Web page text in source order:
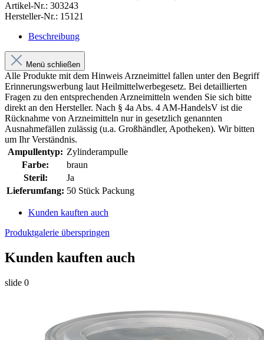
Artikel-Nr.: 303243
Hersteller-Nr.: 15121
Beschreibung
Menü schließen
Alle Produkte mit dem Hinweis Arzneimittel fallen unter den Begriff
Erinnerungswerbung laut Heilmittelwerbegesetz. Bei detaillierten
Fragen zu den entsprechenden Arzneimitteln wenden Sie sich bitte
direkt an den Hersteller. Nach § 4a Abs. 4 AM-HandelsV ist die
Rücknahme von Arzneimitteln nur in gesetzlich genannten
Ausnahmefällen zulässig (u.a. Großhändler, Apotheken). Wir bitten
um Ihr Verständnis.
Ampullentyp: Zylinderampulle
Farbe:
braun
Steril:
Ja
Lieferumfang: 50 Stück Packung
Kunden kauften auch
Produktgalerie überspringen
Kunden kauften auch
slide 0